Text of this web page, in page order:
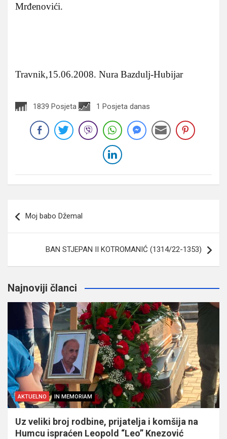
Mrđenovići.
Travnik,15.06.2008. Nura Bazdulj-Hubijar
1839 Posjeta 1 Posjeta danas
članaka
Moj babo Džemal
BAN STJEPAN II KOTROMANIĆ (1314/22-1353)
Najnoviji članci
AKTUELNO IN MEMORIAM
Uz veliki broj rodbine, prijatelja i komšija na
Humcu ispraćen Leopold “Leo” Knezović